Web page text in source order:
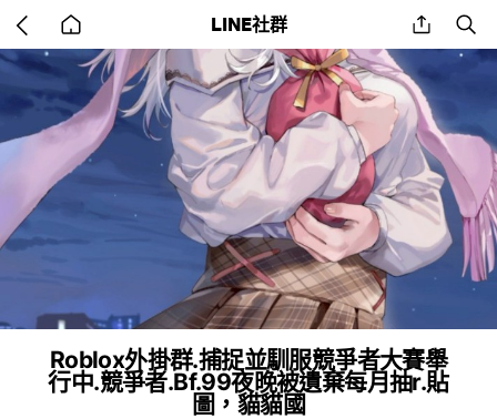
back
to
home
LINE社群 share
Roblox外掛群.捕捉並馴服競爭者大賽舉
行中.競爭者.Bf.99夜晚被遺棄每月抽r.貼
圖，貓貓國